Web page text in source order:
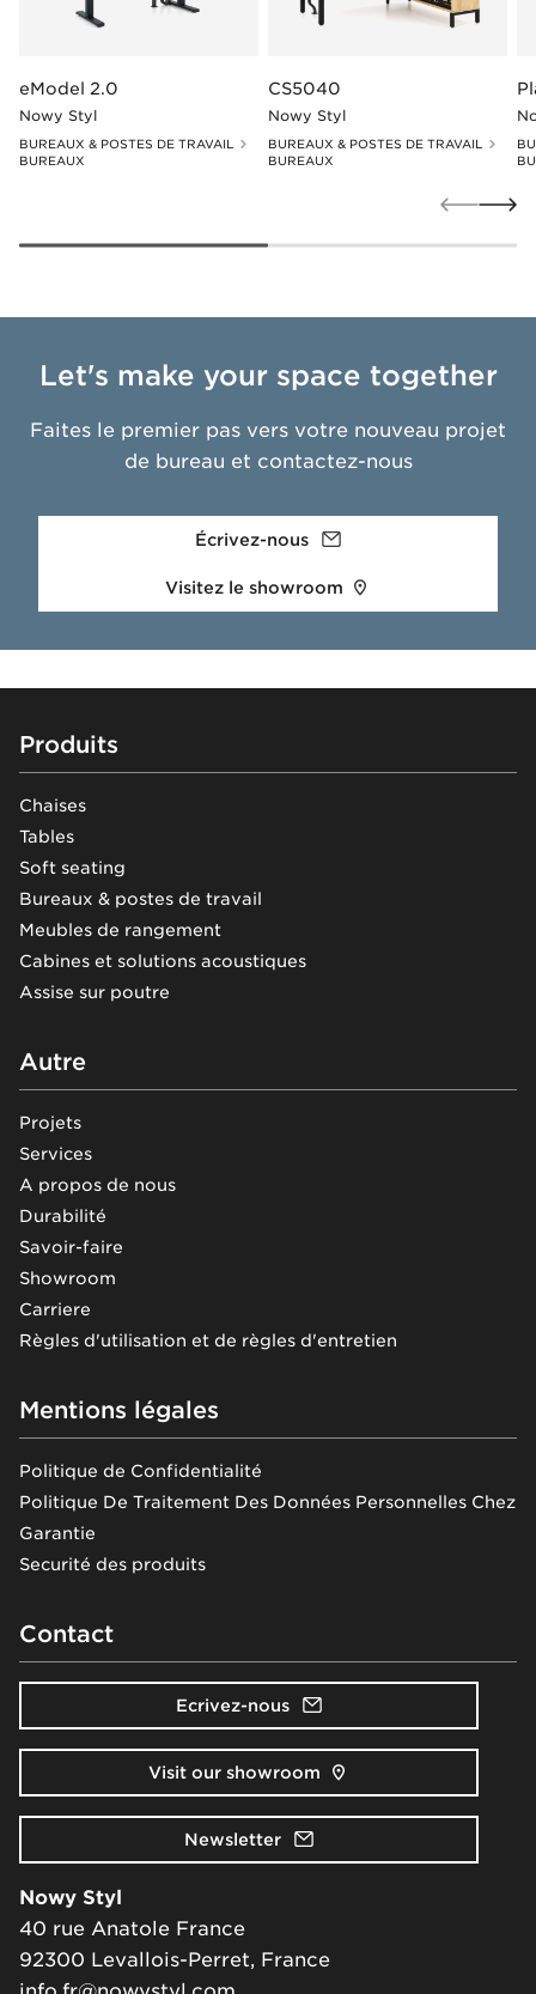
eModel 2.0
Nowy Styl
BUREAUX & POSTES DE TRAVAIL
BUREAUX
CS5040
Nowy Styl
BUREAUX & POSTES DE TRAVAIL
BUREAUX
Let's make your space together
Faites le premier pas vers votre nouveau projet
de bureau et contactez-nous
Écrivez-nous
Visitez le showroom
Footer
Produits
Chaises
Tables
Soft seating
Bureaux & postes de travail
Meubles de rangement
Cabines et solutions acoustiques
Assise sur poutre
Autre
Projets
Services
A propos de nous
Durabilité
Savoir-faire
Showroom
Carriere
Règles d'utilisation et de règles d'entretien
Mentions légales
Politique de Confidentialité
Politique De Traitement Des Données Personnelles Chez
Garantie
Securité des produits
Contact
Ecrivez-nous
Visit our showroom
Newsletter
Nowy Styl
40 rue Anatole France
92300 Levallois-Perret, France